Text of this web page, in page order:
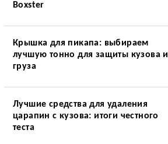
Boxster
Крышка для пикапа: выбираем
лучшую тонно для защиты кузова и
груза
Лучшие средства для удаления
царапин с кузова: итоги честного
теста